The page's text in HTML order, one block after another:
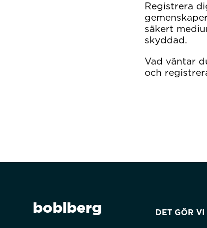
Registrera
säkert
skyddad.
Vad väntar
och
boblberg DET GÖR